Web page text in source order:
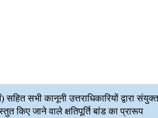
सहित सभी कानूनी उत्तराधिकारियों द्वारा संयुक्त
किए जाने वाले क्षतिपूर्ति बांड का प्रारूप